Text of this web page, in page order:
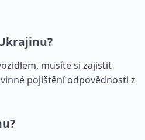
musíte si zajistit
pojištění odpovědnosti z